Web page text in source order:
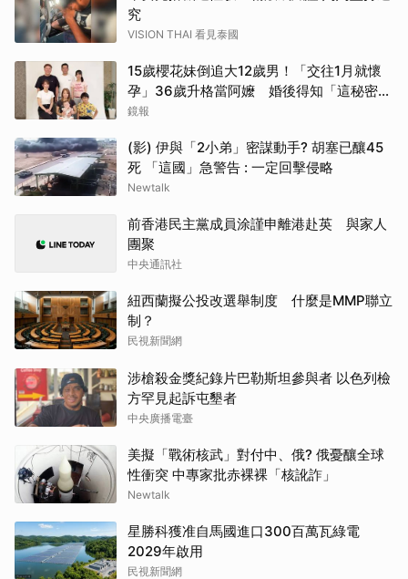
究
VISION THAI 看見泰國
15歲櫻花妹倒追大12歲男！「交往1月就懷
孕」36歲升格當阿嬤 婚後得知「這秘密」
傻眼了
鏡報
(影) 伊與「2小弟」密謀動手? 胡塞已釀45
死 「這國」急警告 : 一定回擊侵略
Newtalk
前香港民主黨成員涂謹申離港赴英 與家人
團聚
中央通訊社
紐西蘭擬公投改選舉制度 什麼是MMP聯立
制？
民視新聞網
涉槍殺金獎紀錄片巴勒斯坦參與者 以色列檢
方罕見起訴屯墾者
中央廣播電臺
美擬「戰術核武」對付中、俄? 俄憂釀全球
性衝突 中專家批赤裸裸「核訛詐」
Newtalk
星勝科獲准自馬國進口300百萬瓦綠電
2029年啟用
民視新聞網